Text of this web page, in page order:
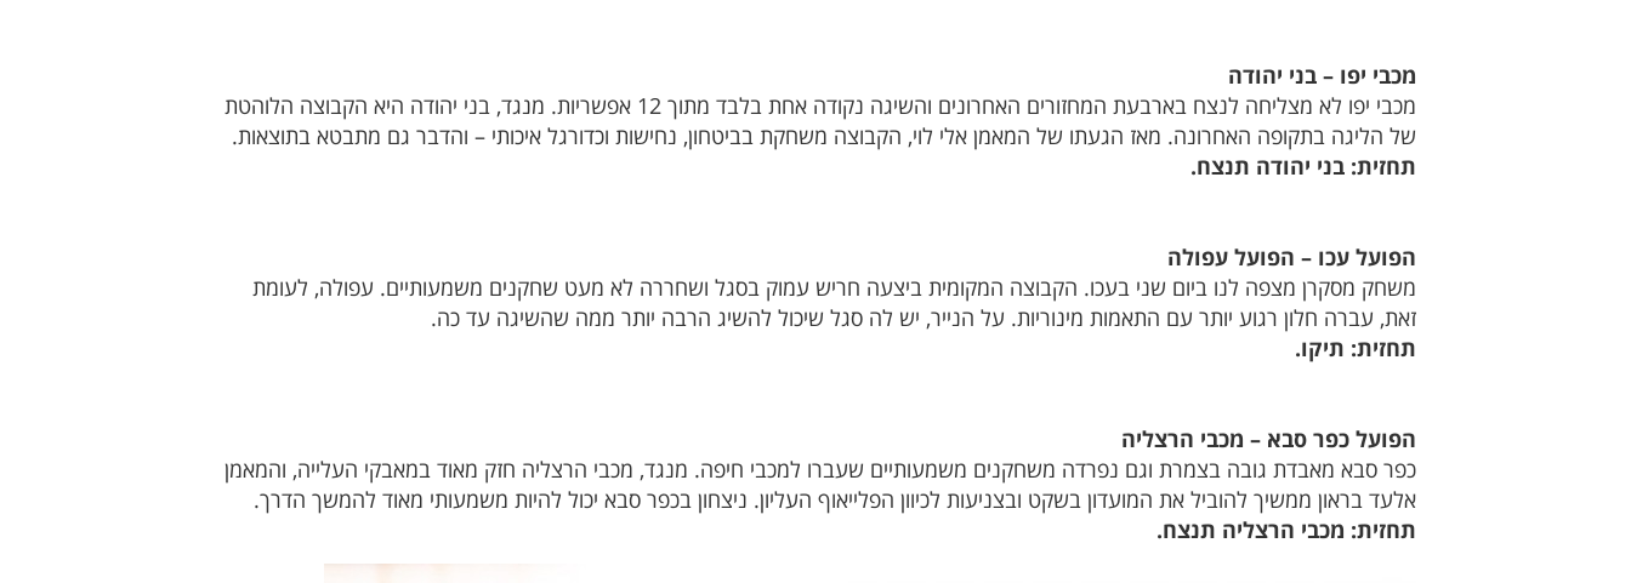
מכבי יפו – בני יהודה
מכבי יפו לא מצליחה לנצח בארבעת המחזורים האחרונים והשיגה נקודה אחת בלבד מתוך 12 אפשריות. מנגד, בני יהודה היא הקבוצה הלוהטת
של הליגה בתקופה האחרונה. מאז הגעתו של המאמן אלי לוי, הקבוצה משחקת בביטחון, נחישות וכדורגל איכותי – והדבר גם מתבטא בתוצאות.
תחזית: בני יהודה תנצח.
הפועל עכו – הפועל עפולה
משחק מסקרן מצפה לנו ביום שני בעכו. הקבוצה המקומית ביצעה חריש עמוק בסגל ושחררה לא מעט שחקנים משמעותיים. עפולה, לעומת
זאת, עברה חלון רגוע יותר עם התאמות מינוריות. על הנייר, יש לה סגל שיכול להשיג הרבה יותר ממה שהשיגה עד כה.
תחזית: תיקו.
הפועל כפר סבא – מכבי הרצליה
כפר סבא מאבדת גובה בצמרת וגם נפרדה משחקנים משמעותיים שעברו למכבי חיפה. מנגד, מכבי הרצליה חזק מאוד במאבקי העלייה, והמאמן
אלעד בראון ממשיך להוביל את המועדון בשקט ובצניעות לכיוון הפלייאוף העליון. ניצחון בכפר סבא יכול להיות משמעותי מאוד להמשך הדרך.
תחזית: מכבי הרצליה תנצח.